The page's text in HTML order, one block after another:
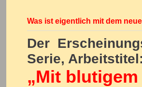
Was ist eigentlich mit dem
Der
Serie, Arbeitstitel:
„Mit